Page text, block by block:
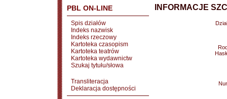
PBL ON-LINE
Spis działów
Indeks nazwisk
Indeks rzeczowy
Kartoteka czasopism
Kartoteka teatrów
Kartoteka wydawnictw
Szukaj tytułu/słowa
Transliteracja
Deklaracja dostępności
INFORMACJE